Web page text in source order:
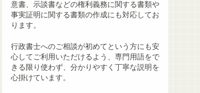
意書、示談書などの権利義務に関する書類や
事実証明に関する書類の作成にも対応してお
ります。
行政書士へのご相談が初めてという方にも安
心してご利用いただけるよう、専門用語をで
きる限り使わず、分かりやすく丁寧な説明を
心掛けています。